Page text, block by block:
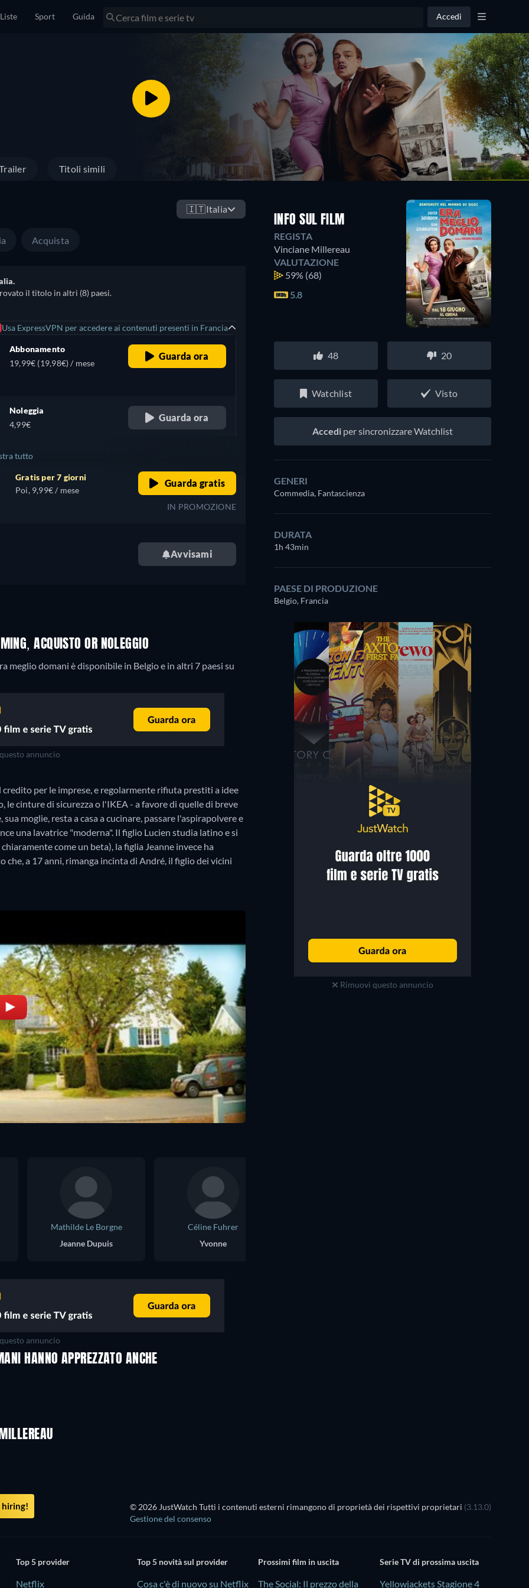
Liste Sport Guida Accedi
Titoli simili
🇮🇹Italia
Acquista
il titolo in altri (8) paesi.
Usa ExpressVPN per accedere ai contenuti presenti in Francia
Abbonamento
19,99€ (19,98€) / mese
Guarda ora
Noleggia
4,99€
Guarda ora
tutto
Gratis per 7 giorni
Poi, 9,99€ / mese
Guarda gratis
IN PROMOZIONE
Avvisami
ACQUISTO OR NOLEGGIO
meglio domani è disponibile in Belgio e in altri 7 paesi su
annuncio
per le imprese, e regolarmente rifiuta prestiti a idee
cinture di sicurezza o l'IKEA - a favore di quelle di breve
moglie, resta a casa a cucinare, passare l'aspirapolvere e
una lavatrice "moderna". Il figlio Lucien studia latino e si
come un beta), la figlia Jeanne invece ha
a 17 anni, rimanga incinta di André, il figlio dei vicini
INFO SUL FILM
REGISTA
Vinciane Millereau
VALUTAZIONE
59% (68)
5.8
48 20
Watchlist Visto
Accedi per sincronizzare Watchlist
GENERI
Commedia, Fantascienza
DURATA
1h 43min
PAESE DI PRODUZIONE
Belgio, Francia
Rimuovi questo annuncio
Mathilde Le Borgne
Jeanne Dupuis
Céline Fuhrer
Yvonne
annuncio
HANNO APPREZZATO ANCHE
hiring! © 2026 JustWatch Tutti i contenuti esterni rimangono di proprietà dei rispettivi proprietari (3.13.0)
Gestione del consenso
Top 5 provider
Netflix
Top 5 novità sul provider
Cosa c'è di nuovo su Netflix
Prossimi film in uscita
The Social: Il prezzo della
Serie TV di prossima uscita
Yellowjackets Stagione 4